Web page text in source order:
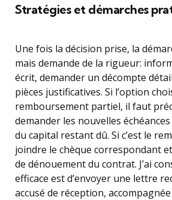
Stratégies et démarches
Une fois la décision prise, la
mais demande de la rigueur:
écrit, demander un décompte
pièces justificatives. Si l’option
remboursement partiel, il faut
demander les nouvelles
du capital restant dû. Si c’est le
joindre le chèque correspondant
de dénouement du contrat. J’ai
efficace est d’envoyer une lettre
accusé de réception,